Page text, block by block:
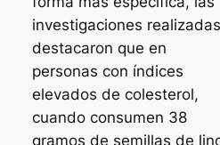
investigaciones realizadas
destacaron que en
personas con índices
elevados de colesterol,
cuando consumen 38
gramos de semillas de